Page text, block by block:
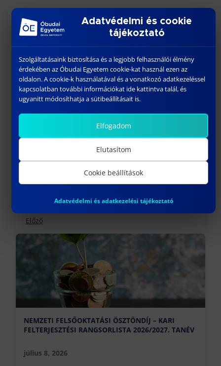
További híreink
július 1, 2026
Előző
NEMZETI FELSŐOKTATÁSI ÖSZTÖNDÍJ – KARI
FELTERJESZTÉSI RANGSORLISTA 2026/2027. TANÉV
július 8, 2026
Adatvédelmi és cookie
tájékoztató
Szolgáltatásaink biztosítása és a legjobb felhasználói élmény
érdekében az Óbudai Egyetem cookie-kat használ ezen az
oldalon. A cookie-k használatával és a vonatkozó adatkezeléssel
kapcsolatban további információkat ide kattintva talál, és
ugyanitt módosíthatja a sütibeállításait is.
Elfogadom
Elutasítom
Cookie beállítások
Adatvédelmi és adatkezelési tájékoztató